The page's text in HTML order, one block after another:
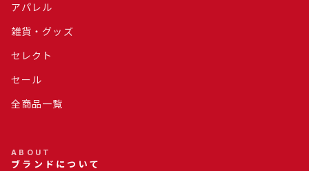
アパレル
雑貨・グッズ
セレクト
セール
全商品一覧
ABOUT
ブランドについて